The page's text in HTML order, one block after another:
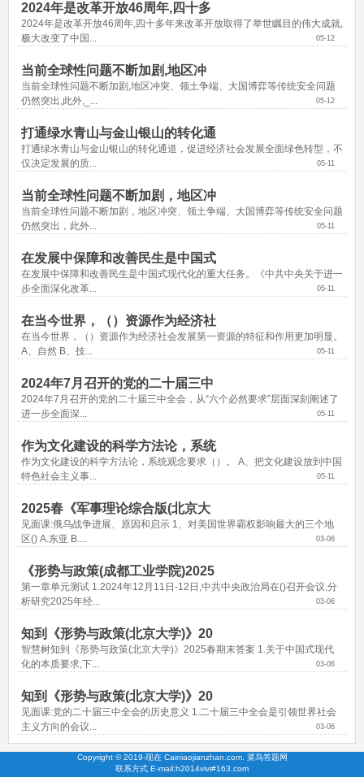
2024年是改革开放46周年,四十多
2024年是改革开放46周年,四十多年来改革开放取得了举世瞩目的伟大成就,
极大改变了中国...
05-12
当前全球性问题不断加剧,地区冲
当前全球性问题不断加剧,地区冲突、领土争端、大国博弈等传统安全问题
仍然突出,此外,_...
05-12
打通绿水青山与金山银山的转化通
打通绿水青山与金山银山的转化通道，促进经济社会发展全面绿色转型，不
仅决定发展的质...
05-11
当前全球性问题不断加剧，地区冲
当前全球性问题不断加剧，地区冲突、领土争端、大国博弈等传统安全问题
仍然突出，此外...
05-11
在发展中保障和改善民生是中国式
在发展中保障和改善民生是中国式现代化的重大任务。《中共中央关于进一
步全面深化改革...
05-11
在当今世界，（）资源作为经济社
在当今世界，（）资源作为经济社会发展第一资源的特征和作用更加明显。
A、自然 B、技...
05-11
2024年7月召开的党的二十届三中
2024年7月召开的党的二十届三中全会，从“六个必然要求”层面深刻阐述了
进一步全面深...
05-11
作为文化建设的科学方法论，系统
作为文化建设的科学方法论，系统观念要求（）。 A、把文化建设放到中国
特色社会主义事...
05-11
2025春《军事理论综合版(北京大
见面课:俄乌战争进展、原因和启示 1、对美国世界霸权影响最大的三个地
区() A.东亚 B....
03-06
《形势与政策(成都工业学院)2025
第一章单元测试 1.2024年12月11日-12日,中共中央政治局在()召开会议,分
析研究2025年经...
03-06
知到《形势与政策(北京大学)》20
智慧树知到《形势与政策(北京大学)》2025春期末答案 1.关于中国式现代
化的本质要求,下...
03-06
知到《形势与政策(北京大学)》20
见面课:党的二十届三中全会的历史意义 1.二十届三中全会是引领世界社会
主义方向的会议...
03-06
Copyright © 2019-现在 Cainiaojianzhan.com. 菜鸟答题网
联系方式 E-mail:h2014vivi#163.com